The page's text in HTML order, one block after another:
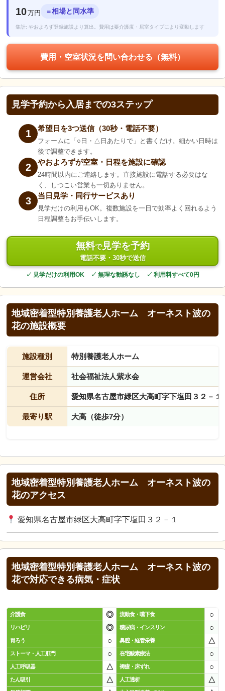
10万円 ＝相場と同水準
集計: やおよろず登録施設より算出。費用は要介護度・居室タイプにより変動します
費用・空室状況を問い合わせる（無料）
見学予約から入居までの3ステップ
1 希望日を3つ送信（30秒・電話不要）
フォームに「○日・△日あたりで」と書くだけ。細かい日時は
後で調整できます。
2 やおよろずが空室・日程を施設に確認
24時間以内にご連絡します。直接施設に電話する必要はな
く、しつこい営業も一切ありません。
3 当日見学・同行サービスあり
見学だけの利用もOK。複数施設を一日で効率よく回れるよう
日程調整もお手伝いします。
無料で見学を予約
電話不要・30秒で送信
✓ 見学だけの利用OK ✓ 無理な勧誘なし ✓ 利用料すべて0円
地域密着型特別養護老人ホーム オーネスト波の
花の施設概要
施設種別 特別養護老人ホーム
運営会社 社会福祉法人紫水会
住所 愛知県名古屋市緑区大高町字下塩田３２－１
最寄り駅 大高（徒歩7分）
地域密着型特別養護老人ホーム オーネスト波の
花のアクセス
愛知県名古屋市緑区大高町字下塩田３２－１
地域密着型特別養護老人ホーム オーネスト波の
花で対応できる病気・症状
介護食 ◎ 流動食・嚥下食 ○
リハビリ ◎ 糖尿病・インスリン ○
胃ろう ○ 鼻腔・経管栄養 △
ストーマ・人工肛門 ○ 在宅酸素療法 ○
人工呼吸器 △ 褥瘡・床ずれ ○
たん吸引 △ 人工透析 △